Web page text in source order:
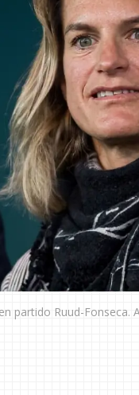
partido Ruud-